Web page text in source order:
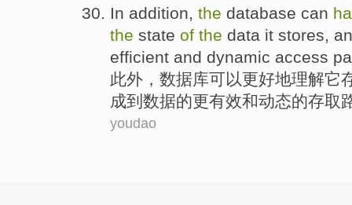
In addition, the database can
the state of the data it stores,
efficient and dynamic access
此外 ， 数据库可以更好地理解它
成到 数据的更有效和动态的存取
youdao